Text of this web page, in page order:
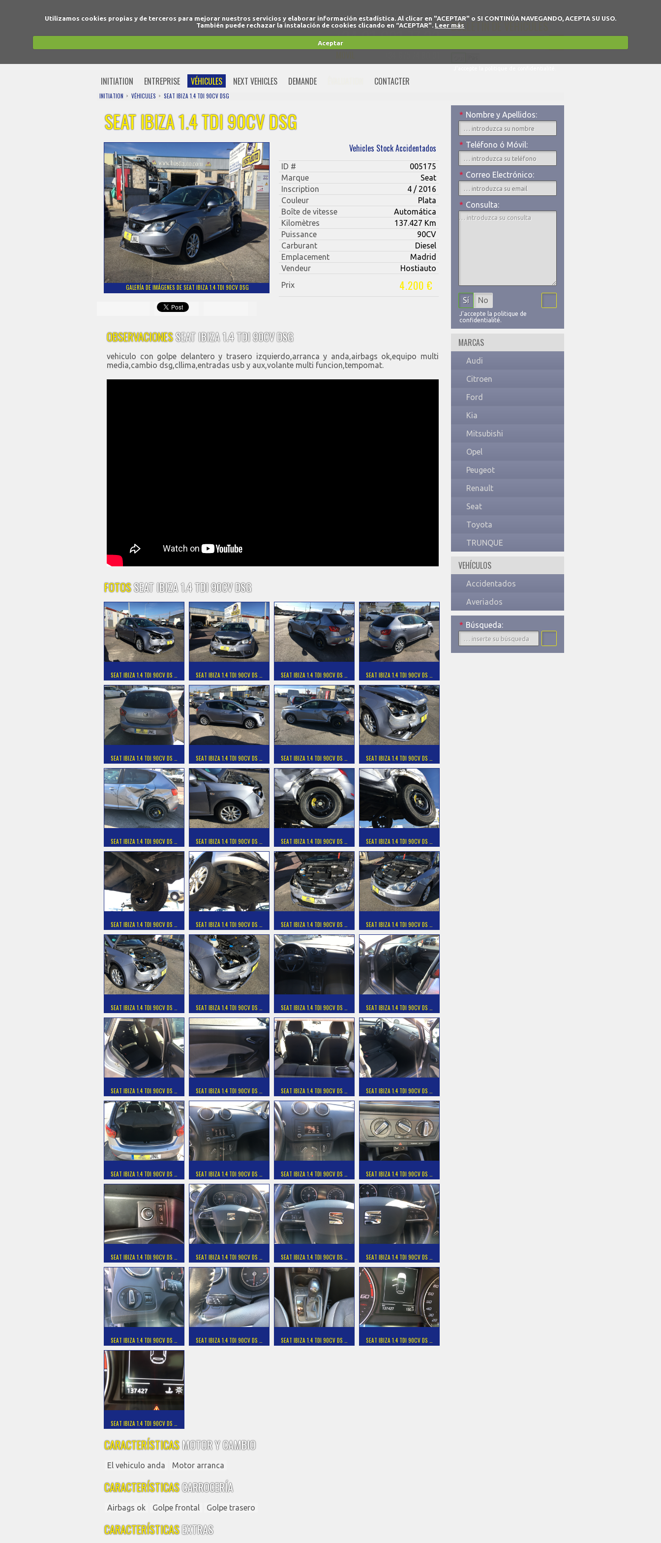
Utilizamos cookies propias y de terceros para mejorar nuestros servicios y elaborar información estadística. Al clicar en "ACEPTAR" o SI CONTINÚA NAVEGANDO, ACEPTA SU USO.
También puede rechazar la instalación de cookies clicando en “ACEPTAR". Leer más
Aceptar+34 91 691 77 32 BULLETIN DE VÉHICULES
INITIATION ENTREPRISE VÉHICULES NEXT VEHICLES DEMANDE CONTACTER
INITIATION VÉHICULES SEAT IBIZA 1.4 TDI 90CV DSG
Nombre y Apellidos:
*
Teléfono ó Móvil:
*
Correo Electrónico:
*
Consulta:
*
Sí No
J'accepte la politique de
confidentialité.
MARCAS
Audi
Citroen
Ford
Kia
Mitsubishi
Opel
Peugeot
Renault
Seat
Toyota
TRUNQUE
VEHÍCULOS
Accidentados
Averiados
Búsqueda:
*
SEAT IBIZA 1.4 TDI 90CV DSG
GALERÍA DE IMÁGENES DE SEAT IBIZA 1.4 TDI 90CV DSG
Vehicles Stock Accidentados
ID #
005175
Marque
Seat
Inscription
4 / 2016
Couleur
Plata
Boîte de vitesse
Automática
Kilomètres
137.427 Km
Puissance
90CV
Carburant
Diesel
Emplacement
Madrid
Vendeur
Hostiauto
Prix
4.200 €
OBSERVACIONESSEAT IBIZA 1.4 TDI 90CV DSG
vehiculo con golpe delantero y trasero izquierdo,arranca y anda,airbags ok,equipo multi
media,cambio dsg,cllima,entradas usb y aux,volante multi funcion,tempomat.
FOTOSSEAT IBIZA 1.4 TDI 90CV DSG
SEAT IBIZA 1.4 TDI 90CV DS … SEAT IBIZA 1.4 TDI 90CV DS … SEAT IBIZA 1.4 TDI 90CV DS … SEAT IBIZA 1.4 TDI 90CV DS …
SEAT IBIZA 1.4 TDI 90CV DS … SEAT IBIZA 1.4 TDI 90CV DS … SEAT IBIZA 1.4 TDI 90CV DS … SEAT IBIZA 1.4 TDI 90CV DS …
SEAT IBIZA 1.4 TDI 90CV DS … SEAT IBIZA 1.4 TDI 90CV DS … SEAT IBIZA 1.4 TDI 90CV DS … SEAT IBIZA 1.4 TDI 90CV DS …
SEAT IBIZA 1.4 TDI 90CV DS … SEAT IBIZA 1.4 TDI 90CV DS … SEAT IBIZA 1.4 TDI 90CV DS … SEAT IBIZA 1.4 TDI 90CV DS …
SEAT IBIZA 1.4 TDI 90CV DS … SEAT IBIZA 1.4 TDI 90CV DS … SEAT IBIZA 1.4 TDI 90CV DS … SEAT IBIZA 1.4 TDI 90CV DS …
SEAT IBIZA 1.4 TDI 90CV DS … SEAT IBIZA 1.4 TDI 90CV DS … SEAT IBIZA 1.4 TDI 90CV DS … SEAT IBIZA 1.4 TDI 90CV DS …
SEAT IBIZA 1.4 TDI 90CV DS … SEAT IBIZA 1.4 TDI 90CV DS … SEAT IBIZA 1.4 TDI 90CV DS … SEAT IBIZA 1.4 TDI 90CV DS …
SEAT IBIZA 1.4 TDI 90CV DS … SEAT IBIZA 1.4 TDI 90CV DS … SEAT IBIZA 1.4 TDI 90CV DS … SEAT IBIZA 1.4 TDI 90CV DS …
SEAT IBIZA 1.4 TDI 90CV DS … SEAT IBIZA 1.4 TDI 90CV DS … SEAT IBIZA 1.4 TDI 90CV DS … SEAT IBIZA 1.4 TDI 90CV DS …
SEAT IBIZA 1.4 TDI 90CV DS …
CARACTERÍSTICASMOTOR Y CAMBIO
El vehiculo anda Motor arranca
CARACTERÍSTICASCARROCERÍA
Airbags ok Golpe frontal Golpe trasero
CARACTERÍSTICASEXTRAS